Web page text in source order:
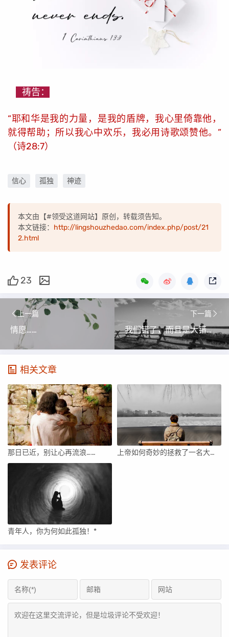
祷告：
“耶和华是我的力量，是我的盾牌，我心里倚靠他，
就得帮助；所以我心中欢乐，我必用诗歌颂赞他。”
（诗28:7）
信心 孤独 神迹
本文由【#领受这道网站】原创，转载须告知。
本文链接： http://lingshouzhedao.com/index.php/post/21
2.html
23
上一篇
情愿……
下一篇
我们错了，而且是大错特错！
相关文章
那日已近，别让心再流浪…… 上帝如何奇妙的拯救了一名大学生！
青年人，你为何如此孤独！*
发表评论